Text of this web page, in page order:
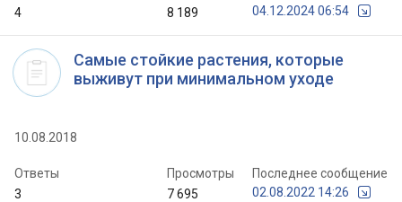
4
8 189
04.12.2024 06:54
Самые стойкие растения, которые
выживут при минимальном уходе
10.08.2018
Ответы
3
Просмотры
7 695
Последнее сообщение
02.08.2022 14:26